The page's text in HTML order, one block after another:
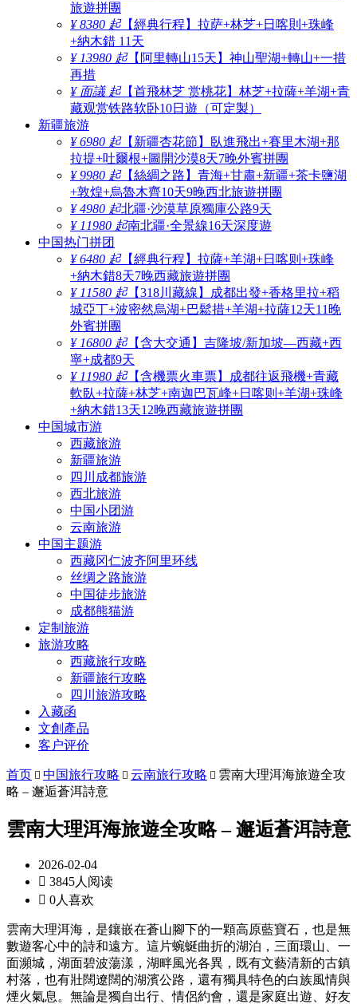
旅遊拼團
¥ 8380 起【經典行程】拉萨+林芝+日喀則+珠峰
+納木錯 11天
¥ 13980 起【阿里轉山15天】神山聖湖+轉山+一措
再措
¥ 面議 起【首飛林芝 赏桃花】林芝+拉薩+羊湖+青
藏观赏铁路软卧10日遊（可定製）
新疆旅游
¥ 6980 起【新疆杏花節】臥進飛出+賽里木湖+那
拉提+吐爾根+圖開沙漠8天7晚外賓拼團
¥ 9980 起【絲綢之路】青海+甘肅+新疆+茶卡鹽湖
+敦煌+烏魯木齊10天9晚西北旅遊拼團
¥ 4980 起北疆·沙漠草原獨庫公路9天
¥ 11980 起南北疆·全景線16天深度遊
中国热门拼团
¥ 6480 起【經典行程】拉薩+羊湖+日喀则+珠峰
+納木錯8天7晚西藏旅遊拼團
¥ 11580 起【318川藏線】成都出發+香格里拉+稻
城亞丁+波密然烏湖+巴鬆措+羊湖+拉薩12天11晚
外賓拼團
¥ 16800 起【含大交通】吉隆坡/新加坡—西藏+西
寧+成都9天
¥ 11980 起【含機票火車票】成都往返飛機+青藏
軟臥+拉薩+林芝+南迦巴瓦峰+日喀则+羊湖+珠峰
+納木錯13天12晚西藏旅遊拼團
中国城市游
西藏旅游
新疆旅游
四川成都旅游
西北旅游
中国小团游
云南旅游
中国主题游
西藏冈仁波齐阿里环线
丝绸之路旅游
中国徒步旅游
成都熊猫游
定制旅游
旅游攻略
西藏旅行攻略
新疆旅行攻略
四川旅游攻略
入藏函
文創產品
客户评价
首页  中国旅行攻略  云南旅行攻略  雲南大理洱海旅遊全攻
略 – 邂逅蒼洱詩意
雲南大理洱海旅遊全攻略 – 邂逅蒼洱詩意
2026-02-04
 3845人阅读
 0人喜欢
雲南大理洱海，是鑲嵌在蒼山腳下的一顆高原藍寶石，也是無
數遊客心中的詩和遠方。這片蜿蜒曲折的湖泊，三面環山、一
面瀕城，湖面碧波蕩漾，湖畔風光各異，既有文藝清新的古鎮
村落，也有壯闊遼闊的湖濱公路，還有獨具特色的白族風情與
煙火氣息。無論是獨自出行、情侶約會，還是家庭出遊、好友